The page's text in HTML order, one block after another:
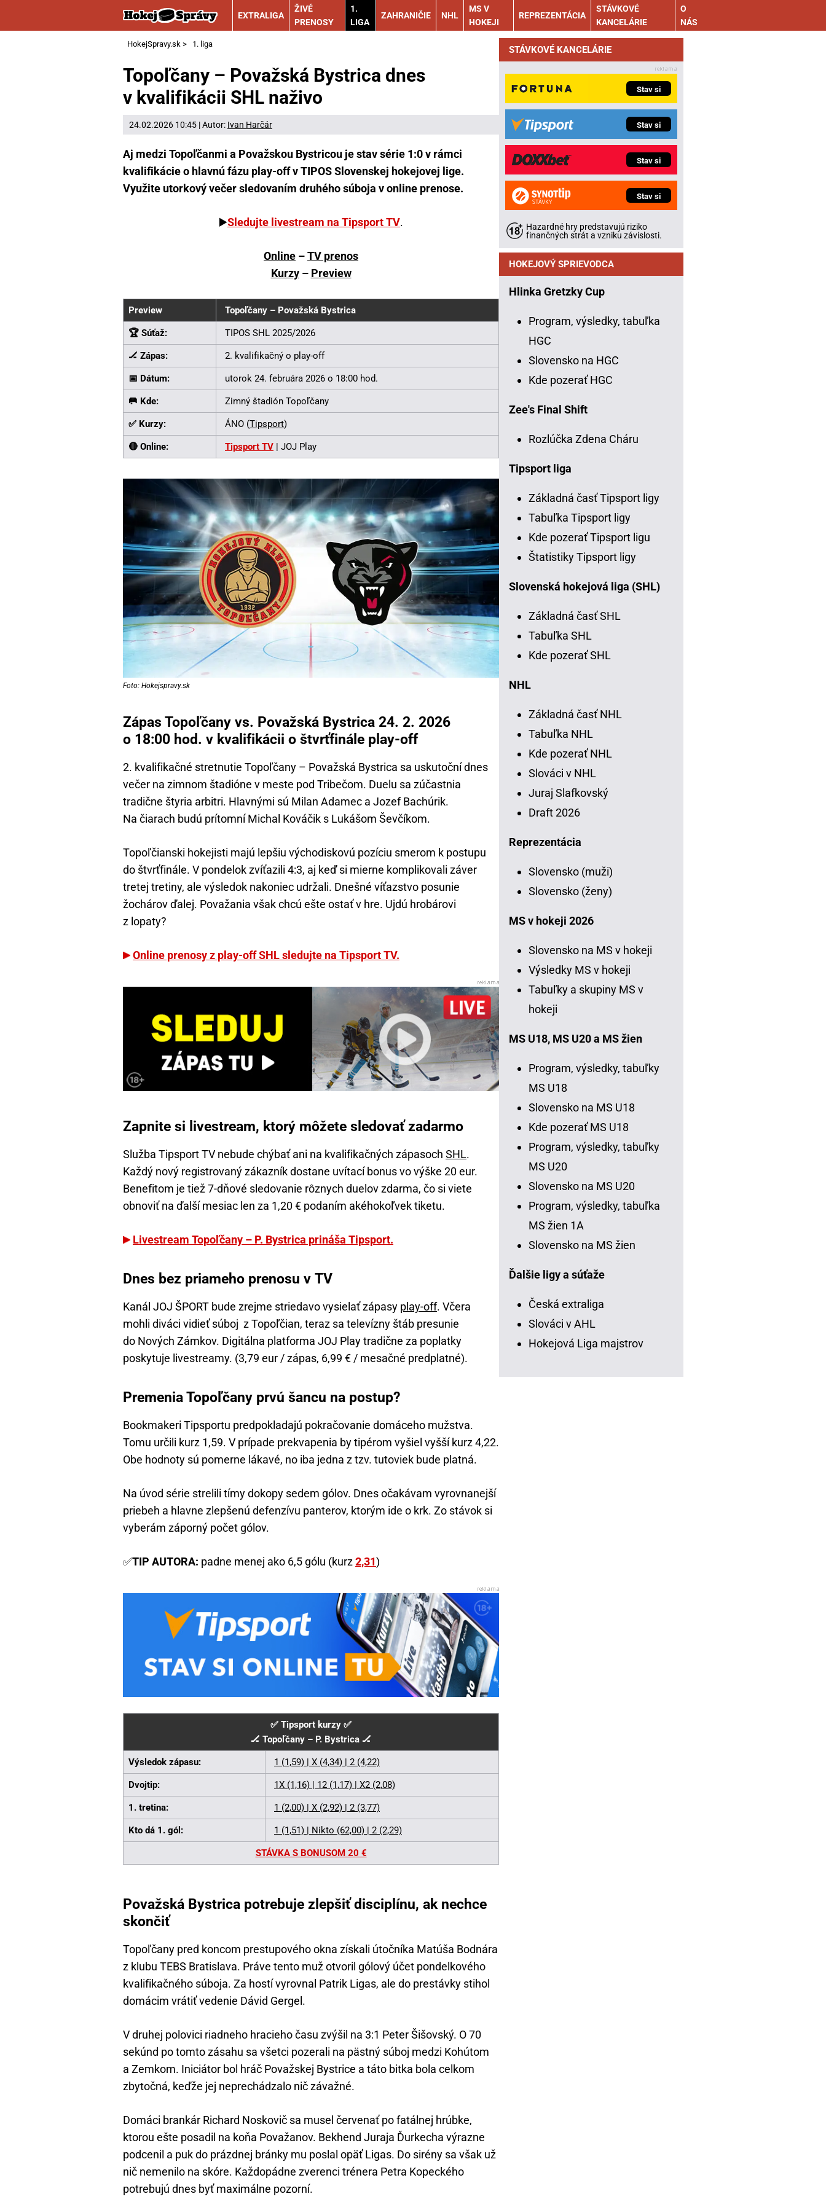
EXTRALIGA
ŽIVÉ
PRENOSY
1.
LIGA
ZAHRANIČIE NHL
MS V
HOKEJI
REPREZENTÁCIA
STÁVKOVÉ
KANCELÁRIE
O
NÁS
HokejSpravy.sk > 1. liga
Topoľčany – Považská Bystrica dnes
v kvalifikácii SHL naživo
24.02.2026 10:45 | Autor: Ivan Harčár
Aj medzi Topoľčanmi a Považskou Bystricou je stav série 1:0 v rámci
kvalifikácie o hlavnú fázu play-off v TIPOS Slovenskej hokejovej lige.
Využite utorkový večer sledovaním druhého súboja v online prenose.
▶️Sledujte livestream na Tipsport TV.
Online –TV prenos
Kurzy– Preview
Preview Topoľčany – Považská Bystrica
🏆 Súťaž: TIPOS SHL 2025/2026
🏒 Zápas: 2. kvalifikačný o play-off
📅 Dátum: utorok 24. februára 2026 o 18:00 hod.
🥅 Kde: Zimný štadión Topoľčany
✅ Kurzy: ÁNO (Tipsport)
🔴 Online: Tipsport TV | JOJ Play
Foto: Hokejspravy.sk
Zápas Topoľčany vs. Považská Bystrica 24. 2. 2026
o 18:00 hod. v kvalifikácii o štvrťfinále play-off
2. kvalifikačné stretnutie Topoľčany – Považská Bystrica sa uskutoční dnes
večer na zimnom štadióne v meste pod Tribečom. Duelu sa zúčastnia
tradične štyria arbitri. Hlavnými sú Milan Adamec a Jozef Bachúrik.
Na čiarach budú prítomní Michal Kováčik s Lukášom Ševčíkom.
Topoľčianski hokejisti majú lepšiu východiskovú pozíciu smerom k postupu
do štvrťfinále. V pondelok zvíťazili 4:3, aj keď si mierne komplikovali záver
tretej tretiny, ale výsledok nakoniec udržali. Dnešné víťazstvo posunie
žochárov ďalej. Považania však chcú ešte ostať v hre. Ujdú hrobárovi
z lopaty?
Online prenosy z play-off SHL sledujte na Tipsport TV.
Zapnite si livestream, ktorý môžete sledovať zadarmo
Služba Tipsport TV nebude chýbať ani na kvalifikačných zápasoch SHL.
Každý nový registrovaný zákazník dostane uvítací bonus vo výške 20 eur.
Benefitom je tiež 7-dňové sledovanie rôznych duelov zdarma, čo si viete
obnoviť na ďalší mesiac len za 1,20 € podaním akéhokoľvek tiketu.
Livestream Topoľčany – P. Bystrica prináša Tipsport.
Dnes bez priameho prenosu v TV
Kanál JOJ ŠPORT bude zrejme striedavo vysielať zápasy play-off. Včera
mohli diváci vidieť súboj z Topoľčian, teraz sa televízny štáb presunie
do Nových Zámkov. Digitálna platforma JOJ Play tradične za poplatky
poskytuje livestreamy. (3,79 eur / zápas, 6,99 € / mesačné predplatné).
Premenia Topoľčany prvú šancu na postup?
Bookmakeri Tipsportu predpokladajú pokračovanie domáceho mužstva.
Tomu určili kurz 1,59. V prípade prekvapenia by tipérom vyšiel vyšší kurz 4,22.
Obe hodnoty sú pomerne lákavé, no iba jedna z tzv. tutoviek bude platná.
Na úvod série strelili tímy dokopy sedem gólov. Dnes očakávam vyrovnanejší
priebeh a hlavne zlepšenú defenzívu panterov, ktorým ide o krk. Zo stávok si
vyberám záporný počet gólov.
✅TIP AUTORA: padne menej ako 6,5 gólu (kurz2,31)
✅ Tipsport kurzy ✅
🏒 Topoľčany – P. Bystrica 🏒
Výsledok zápasu: 1 (1,59) | X (4,34) | 2 (4,22)
Dvojtip: 1X (1,16) | 12 (1,17) | X2 (2,08)
1. tretina: 1 (2,00) | X (2,92) | 2 (3,77)
Kto dá 1. gól: 1 (1,51) | Nikto (62,00) | 2 (2,29)
STÁVKA S BONUSOM 20 €
Považská Bystrica potrebuje zlepšiť disciplínu, ak nechce
skončiť
Topoľčany pred koncom prestupového okna získali útočníka Matúša Bodnára
z klubu TEBS Bratislava. Práve tento muž otvoril gólový účet pondelkového
kvalifikačného súboja. Za hostí vyrovnal Patrik Ligas, ale do prestávky stihol
domácim vrátiť vedenie Dávid Gergel.
V druhej polovici riadneho hracieho času zvýšil na 3:1 Peter Šišovský. O 70
sekúnd po tomto zásahu sa všetci pozerali na pästný súboj medzi Kohútom
a Zemkom. Iniciátor bol hráč Považskej Bystrice a táto bitka bola celkom
zbytočná, keďže jej neprechádzalo nič závažné.
Domáci brankár Richard Noskovič sa musel červenať po fatálnej hrúbke,
ktorou ešte posadil na koňa Považanov. Bekhend Juraja Ďurkecha výrazne
podcenil a puk do prázdnej bránky mu poslal opäť Ligas. Do sirény sa však už
nič nemenilo na skóre. Každopádne zverenci trénera Petra Kopeckého
potrebujú dnes byť maximálne pozorní.
STÁVKOVÉ KANCELÁRIE
Stav si
Stav si
Stav si
Stav si
Hazardné hry predstavujú riziko
finančných strát a vzniku závislosti.
HOKEJOVÝ SPRIEVODCA
Hlinka Gretzky Cup
Program, výsledky, tabuľka
HGC
Slovensko na HGC
Kde pozerať HGC
Zee's Final Shift
Rozlúčka Zdena Cháru
Tipsport liga
Základná časť Tipsport ligy
Tabuľka Tipsport ligy
Kde pozerať Tipsport ligu
Štatistiky Tipsport ligy
Slovenská hokejová liga (SHL)
Základná časť SHL
Tabuľka SHL
Kde pozerať SHL
NHL
Základná časť NHL
Tabuľka NHL
Kde pozerať NHL
Slováci v NHL
Juraj Slafkovský
Draft 2026
Reprezentácia
Slovensko (muži)
Slovensko (ženy)
MS v hokeji 2026
Slovensko na MS v hokeji
Výsledky MS v hokeji
Tabuľky a skupiny MS v
hokeji
MS U18, MS U20 a MS žien
Program, výsledky, tabuľky
MS U18
Slovensko na MS U18
Kde pozerať MS U18
Program, výsledky, tabuľky
MS U20
Slovensko na MS U20
Program, výsledky, tabuľka
MS žien 1A
Slovensko na MS žien
Ďalšie ligy a súťaže
Česká extraliga
Slováci v AHL
Hokejová Liga majstrov